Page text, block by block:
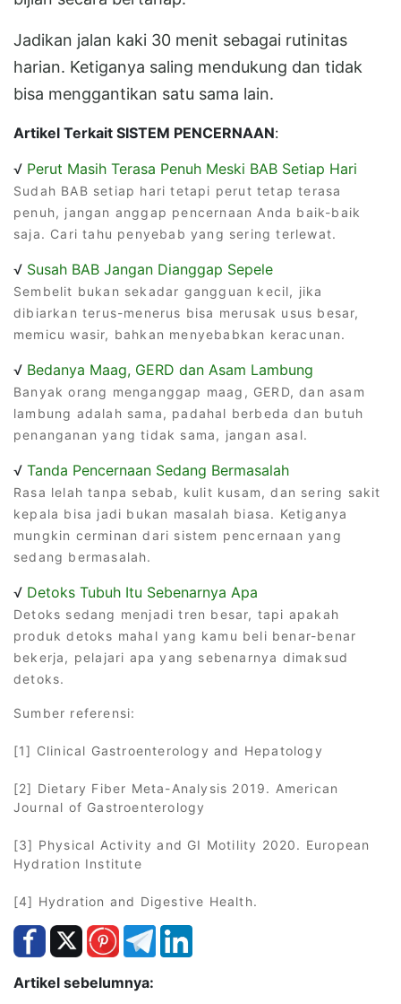
Jadikan jalan kaki 30 menit sebagai rutinitas
harian. Ketiganya saling mendukung dan tidak
bisa menggantikan satu sama lain.
Artikel Terkait SISTEM PENCERNAAN:
√ Perut Masih Terasa Penuh Meski BAB Setiap Hari
Sudah BAB setiap hari tetapi perut tetap terasa
penuh, jangan anggap pencernaan Anda baik-baik
saja. Cari tahu penyebab yang sering terlewat.
√ Susah BAB Jangan Dianggap Sepele
Sembelit bukan sekadar gangguan kecil, jika
dibiarkan terus-menerus bisa merusak usus besar,
memicu wasir, bahkan menyebabkan keracunan.
√ Bedanya Maag, GERD dan Asam Lambung
Banyak orang menganggap maag, GERD, dan asam
lambung adalah sama, padahal berbeda dan butuh
penanganan yang tidak sama, jangan asal.
√ Tanda Pencernaan Sedang Bermasalah
Rasa lelah tanpa sebab, kulit kusam, dan sering sakit
kepala bisa jadi bukan masalah biasa. Ketiganya
mungkin cerminan dari sistem pencernaan yang
sedang bermasalah.
√ Detoks Tubuh Itu Sebenarnya Apa
Detoks sedang menjadi tren besar, tapi apakah
produk detoks mahal yang kamu beli benar-benar
bekerja, pelajari apa yang sebenarnya dimaksud
detoks.
Sumber referensi:
[1] Clinical Gastroenterology and Hepatology
[2] Dietary Fiber Meta-Analysis 2019. American
Journal of Gastroenterology
[3] Physical Activity and GI Motility 2020. European
Hydration Institute
[4] Hydration and Digestive Health.
Artikel sebelumnya: